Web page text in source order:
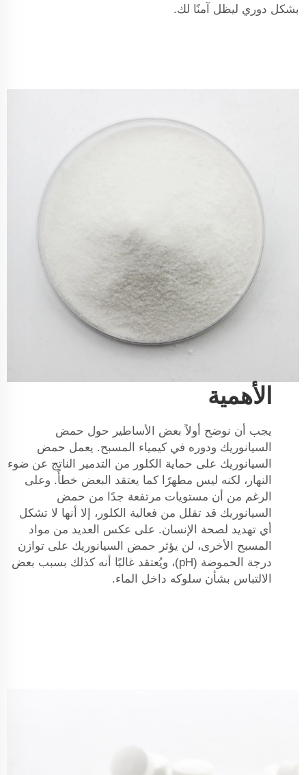
بشكل دوري ليظل آمنًا لك.
الأهمية
يجب أن نوضح أولاً بعض الأساطير حول حمض
السيانوريك ودوره في كيمياء المسبح. يعمل حمض
السيانوريك على حماية الكلور من التدمير الناتج عن ضوء
النهار، لكنه ليس مطهرًا كما يعتقد البعض خطأً. وعلى
الرغم من أن مستويات مرتفعة جدًا من حمض
السيانوريك قد تقلل من فعالية الكلور، إلا أنها لا تشكل
أي تهديد لصحة الإنسان. على عكس العديد من مواد
المسبح الأخرى، لن يؤثر حمض السيانوريك على توازن
درجة الحموضة (pH)، ويُعتقد غالبًا أنه كذلك بسبب بعض
الالتباس بشأن سلوكه داخل الماء.